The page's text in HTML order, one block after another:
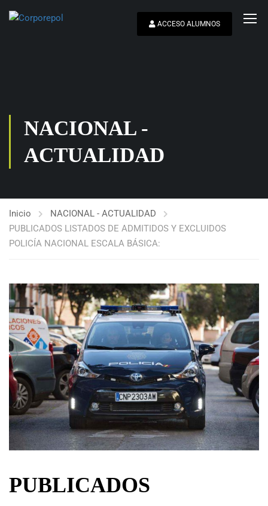
ACCESO ALUMNOS
NACIONAL -
ACTUALIDAD
Inicio
NACIONAL - ACTUALIDAD
PUBLICADOS LISTADOS DE ADMITIDOS Y EXCLUIDOS
POLICÍA NACIONAL ESCALA BÁSICA:
PUBLICADOS